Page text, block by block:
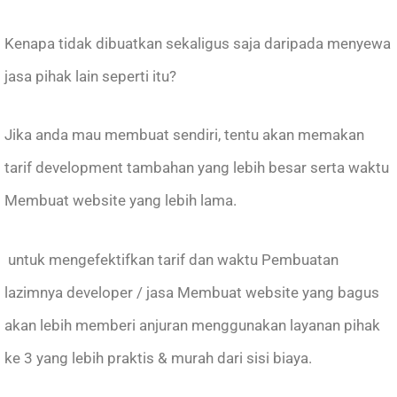
Kenapa tidak dibuatkan sekaligus saja daripada menyewa
jasa pihak lain seperti itu?
Jika anda mau membuat sendiri, tentu akan memakan
tarif development tambahan yang lebih besar serta waktu
Membuat website yang lebih lama.
untuk mengefektifkan tarif dan waktu Pembuatan
lazimnya developer / jasa Membuat website yang bagus
akan lebih memberi anjuran menggunakan layanan pihak
ke 3 yang lebih praktis & murah dari sisi biaya.